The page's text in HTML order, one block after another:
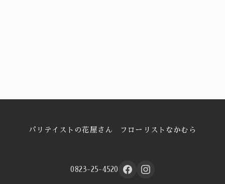
パリテイストの花屋さん フローリストなかむら
0823-25-4520